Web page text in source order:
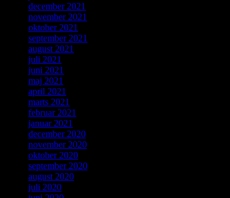
december 2021
november 2021
oktober 2021
september 2021
august 2021
juli 2021
juni 2021
maj 2021
april 2021
marts 2021
februar 2021
januar 2021
december 2020
november 2020
oktober 2020
september 2020
august 2020
juli 2020